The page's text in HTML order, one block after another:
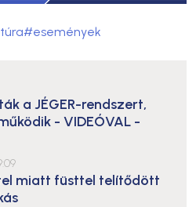
#események
a JÉGER-rendszert,
- VIDEÓVAL -
miatt füsttel telítődött